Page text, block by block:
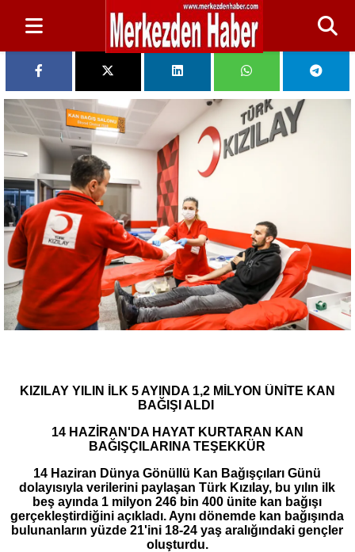
KIZILAY YILIN İLK 5 AYINDA 1,2 MİLYON ÜNİTE KAN
BAĞIŞI ALDI
14 HAZİRAN'DA HAYAT KURTARAN KAN
BAĞIŞÇILARINA TEŞEKKÜR
14 Haziran Dünya Gönüllü Kan Bağışçıları Günü
dolayısıyla verilerini paylaşan Türk Kızılay, bu yılın ilk
beş ayında 1 milyon 246 bin 400 ünite kan bağışı
gerçekleştirdiğini açıkladı. Aynı dönemde kan bağışında
bulunanların yüzde 21'ini 18-24 yaş aralığındaki gençler
oluşturdu.